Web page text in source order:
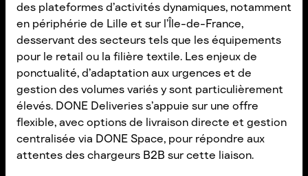
des plateformes d’activités dynamiques, notamment
en périphérie de Lille et sur l’Île-de-France,
desservant des secteurs tels que les équipements
pour le retail ou la filière textile. Les enjeux de
ponctualité, d’adaptation aux urgences et de
gestion des volumes variés y sont particulièrement
élevés. DONE Deliveries s’appuie sur une offre
flexible, avec options de livraison directe et gestion
centralisée via DONE Space, pour répondre aux
attentes des chargeurs B2B sur cette liaison.